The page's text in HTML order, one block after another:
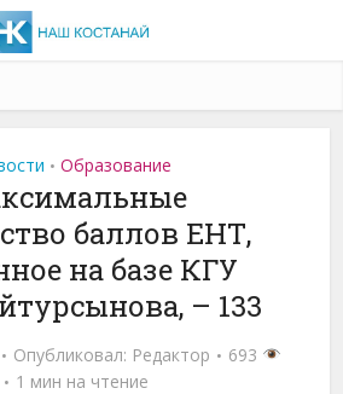
• Образование
баллов ЕНТ,
на базе КГУ
– 133
Опубликовал: Редактор
693
1 мин на чтение